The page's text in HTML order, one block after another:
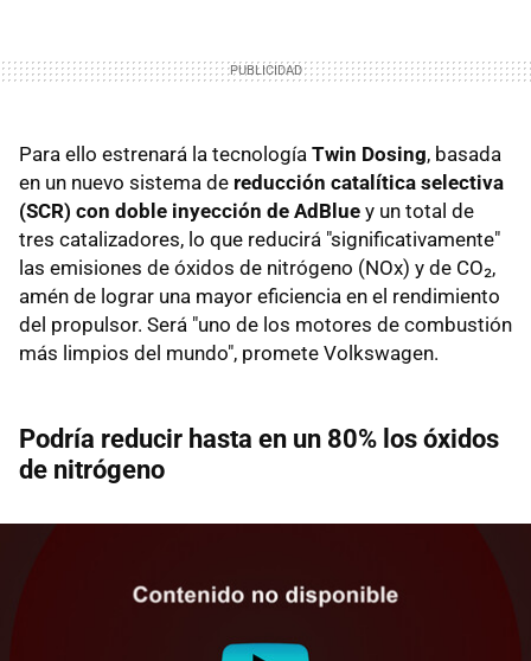
Para ello estrenará la tecnología Twin Dosing, basada
en un nuevo sistema de reducción catalítica selectiva
(SCR) con doble inyección de AdBlue y un total de
tres catalizadores, lo que reducirá "significativamente"
las emisiones de óxidos de nitrógeno (NOx) y de CO₂,
amén de lograr una mayor eficiencia en el rendimiento
del propulsor. Será "uno de los motores de combustión
más limpios del mundo", promete Volkswagen.
Podría reducir hasta en un 80% los óxidos
de nitrógeno